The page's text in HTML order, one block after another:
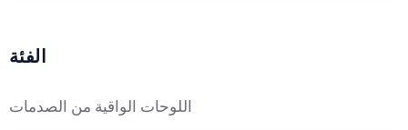
الفئة
اللوحات الواقية من الصدمات